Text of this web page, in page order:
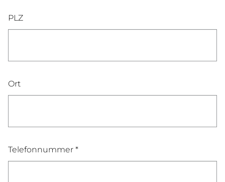
PLZ
Ort
Telefonnummer *